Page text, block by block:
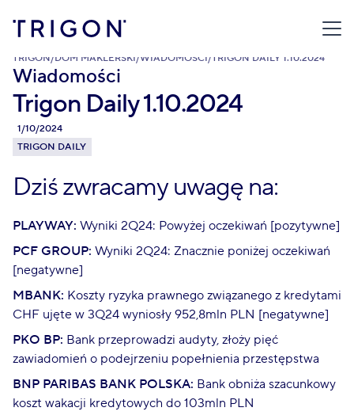
TRIGON/DOM MAKLERSKI/WIADOMOŚCI/ TRIGON DAILY 1.10.2024
Wiadomości
Trigon Daily 1.10.2024
1/10/2024
TRIGON DAILY
Dziś zwracamy uwagę na:
PLAYWAY: Wyniki 2Q24: Powyżej oczekiwań [pozytywne]
PCF GROUP: Wyniki 2Q24: Znacznie poniżej oczekiwań
[negatywne]
MBANK: Koszty ryzyka prawnego związanego z kredytami
CHF ujęte w 3Q24 wyniosły 952,8mln PLN [negatywne]
PKO BP: Bank przeprowadzi audyty, złoży pięć
zawiadomień o podejrzeniu popełnienia przestępstwa
BNP PARIBAS BANK POLSKA: Bank obniża szacunkowy
koszt wakacji kredytowych do 103mln PLN